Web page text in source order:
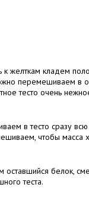
к желткам кладем
перемешиваем в
тесто очень
в тесто сразу
чтобы масса
оставшийся белок,
теста.